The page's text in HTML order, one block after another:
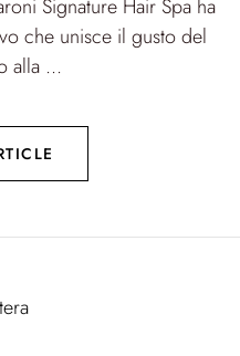
Signature Hair Spa ha
che unisce il gusto del
alla ...